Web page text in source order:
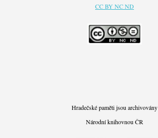
CC BY NC ND
Hradečské paměti jsou archivovány
Národní knihovnou ČR